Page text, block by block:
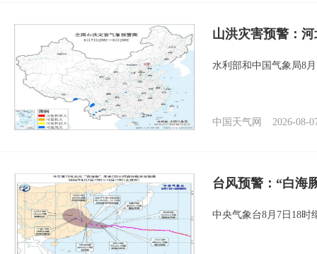
山洪灾害预警：
水利部和中国气象局8
中国天气网 2026-08-
台风预警：“白海
中央气象台8月7日18时